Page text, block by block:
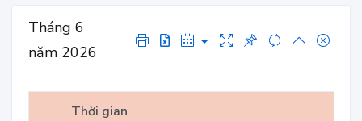
Tháng 6
năm 2026
Thời gian